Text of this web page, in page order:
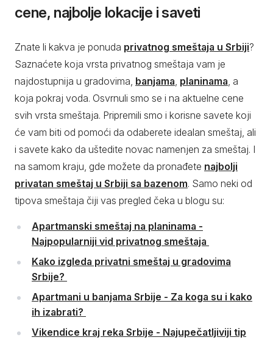
cene, najbolje lokacije i saveti
Znate li kakva je ponuda privatnog smeštaja u Srbiji?
Saznaćete koja vrsta privatnog smeštaja vam je
najdostupnija u gradovima, banjama, planinama, a
koja pokraj voda. Osvrnuli smo se i na aktuelne cene
svih vrsta smeštaja. Pripremili smo i korisne savete koji
će vam biti od pomoći da odaberete idealan smeštaj, ali
i savete kako da uštedite novac namenjen za smeštaj. I
na samom kraju, gde možete da pronađete najbolji
privatan smeštaj u Srbiji sa bazenom. Samo neki od
tipova smeštaja čiji vas pregled čeka u blogu su:
Apartmanski smeštaj na planinama -
Najpopularniji vid privatnog smeštaja
Kako izgleda privatni smeštaj u gradovima
Srbije?
Apartmani u banjama Srbije - Za koga su i kako
ih izabrati?
Vikendice kraj reka Srbije - Najupečatljiviji tip